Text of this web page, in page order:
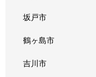
坂戸市
鶴ヶ島市
吉川市